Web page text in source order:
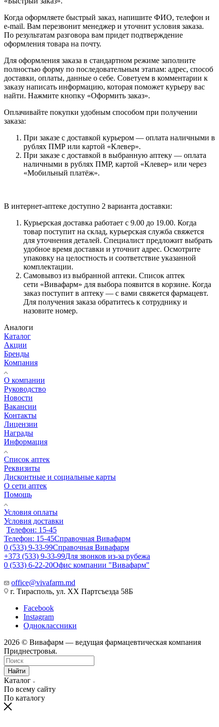
Когда оформляете быстрый заказ, напишите ФИО, телефон и
e-mail. Вам перезвонит менеджер и уточнит условия заказа.
По результатам разговора вам придет подтверждение
оформления товара на почту.
Для оформления заказа в стандартном режиме заполните
полностью форму по последовательным этапам: адрес, способ
доставки, оплаты, данные о себе. Советуем в комментарии к
заказу написать информацию, которая поможет курьеру вас
найти. Нажмите кнопку «Оформить заказ».
Оплачивайте покупки удобным способом при получении
заказа:
При заказе с доставкой курьером — оплата наличными в
рублях ПМР или картой «Клевер».
При заказе с доставкой в выбранную аптеку — оплата
наличными в рублях ПМР, картой «Клевер» или через
«Мобильный платёж».
В интернет-аптеке доступно 2 варианта доставки:
Курьерская доставка работает с 9.00 до 19.00. Когда
товар поступит на склад, курьерская служба свяжется
для уточнения деталей. Специалист предложит выбрать
удобное время доставки и уточнит адрес. Осмотрите
упаковку на целостность и соответствие указанной
комплектации.
Самовывоз из выбранной аптеки. Список аптек
сети «Вивафарм» для выбора появится в корзине. Когда
заказ поступит в аптеку — с вами свяжется фармацевт.
Для получения заказа обратитесь к сотруднику и
назовите номер.
Аналоги
Каталог
Акции
Бренды
Компания
О компании
Руководство
Новости
Вакансии
Контакты
Лицензии
Награды
Информация
Список аптек
Реквизиты
Дисконтные и социальные карты
О сети аптек
Помощь
Условия оплаты
Условия доставки
Телефон: 15-45
Телефон: 15-45Справочная Вивафарм
0 (533) 9-33-99Справочная Вивафарм
+373 (533) 9-33-99Для звонков из-за рубежа
0 (533) 6-22-20Офис компании "Вивафарм"
office@vivafarm.md
г. Тирасполь, ул. ХХ Партсъезда 58Б
Facebook
Instagram
Одноклассники
2026 © Вивафарм — ведущая фармацевтическая компания
Приднестровья.
Найти
Каталог
По всему сайту
По каталогу